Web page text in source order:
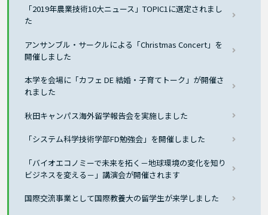
「2019年農業技術10大ニュース」TOPIC1に選定されまし
た
アンサンブル・サークルによる「Christmas Concert」を
開催しました
本学を会場に「カフェ DE 結婚・子育てトーク」が開催さ
れました
秋田キャンパス海外留学報告会を実施しました
「システム科学技術学部FD勉強会」を開催しました
「バイオエコノミーで未来を拓く－地球環境の変化を知り
ビジネスを変える－」講演会が開催されます
国際交流事業として国際教養大の留学生が来学しました